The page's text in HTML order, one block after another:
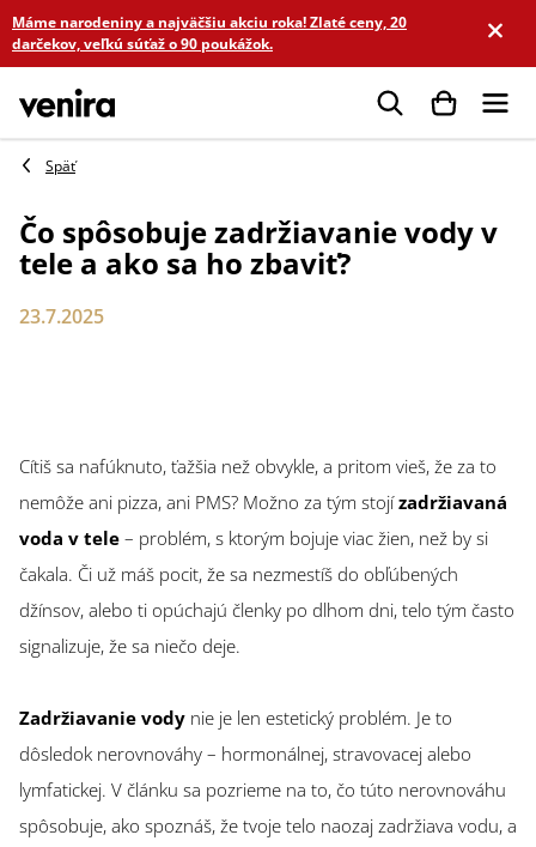
Prejsť
na
obsah
Máme narodeniny a najväčšiu akciu roka! Zlaté ceny, 20
darčekov, veľkú súťaž o 90 poukážok.
Hľadať
Čo spôsobuje zadržiavanie vody v
tele a ako sa ho zbaviť?
23.7.2025
Cítiš sa nafúknuto, ťažšia než obvykle, a pritom vieš, že za to
nemôže ani pizza, ani PMS? Možno za tým stojízadržiavaná
voda v tele – problém, s ktorým bojuje viac žien, než by si
čakala. Či už máš pocit, že sa nezmestíš do obľúbených
džínsov, alebo ti opúchajú členky po dlhom dni, telo tým často
signalizuje, že sa niečo deje.
Zadržiavanie vody nie je len estetický problém. Je to
dôsledok nerovnováhy – hormonálnej, stravovacej alebo
lymfatickej. V článku sa pozrieme na to, čo túto nerovnováhu
spôsobuje, ako spoznáš, že tvoje telo naozaj zadržiava vodu, a